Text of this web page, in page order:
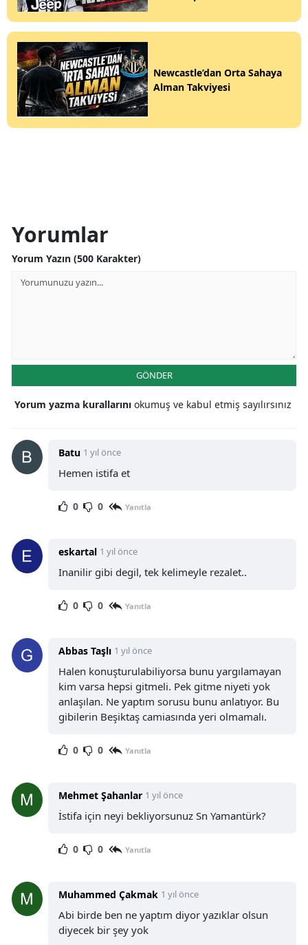
Newcastle’dan Orta Sahaya
Alman Takviyesi
Yorumlar
Yorum Yazın (500 Karakter)
GÖNDER
Yorum yazma kurallarını okumuş ve kabul etmiş sayılırsınız
Batu 1 yıl önce
Hemen istifa et
0 0 Yanıtla
eskartal 1 yıl önce
Inanilir gibi degil, tek kelimeyle rezalet..
0 0 Yanıtla
Abbas Taşlı 1 yıl önce
Halen konuşturulabiliyorsa bunu yargılamayan
kim varsa hepsi gitmeli. Pek gitme niyeti yok
anlaşılan. Ne yaptım sorusu bunu anlatıyor. Bu
gibilerin Beşiktaş camiasında yeri olmamalı.
0 0 Yanıtla
Mehmet Şahanlar 1 yıl önce
İstifa için neyi bekliyorsunuz Sn Yamantürk?
0 0 Yanıtla
Muhammed Çakmak 1 yıl önce
Abi birde ben ne yaptım diyor yazıklar olsun
diyecek bir şey yok